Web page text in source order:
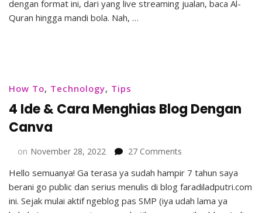
User-
dengan format ini, dari yang live streaming jualan, baca Al-
Quran hingga mandi bola. Nah, …
How To, Technology, Tips
4 Ide & Cara Menghias Blog Dengan
Canva
on November 28, 2022 27 Comments
Ide
&
Cara
Hello semuanya! Ga terasa ya sudah hampir 7 tahun saya
berani go public dan serius menulis di blog faradiladputri.com
ini. Sejak mulai aktif ngeblog pas SMP (iya udah lama ya